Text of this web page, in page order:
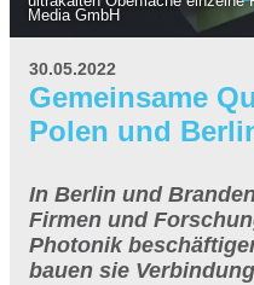
Media GmbH
30.05.2022
Gemeinsame
Polen und
In Berlin und
Firmen und
Photonik
bauen sie